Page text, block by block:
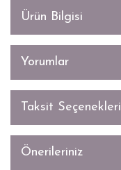
Ürün Bilgisi
Yorumlar
Taksit Seçenekleri
Önerileriniz